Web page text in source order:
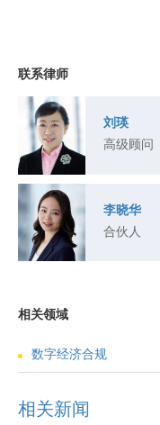
联系律师
刘瑛
高级顾问
李晓华
合伙人
相关领域
数字经济合规
相关新闻